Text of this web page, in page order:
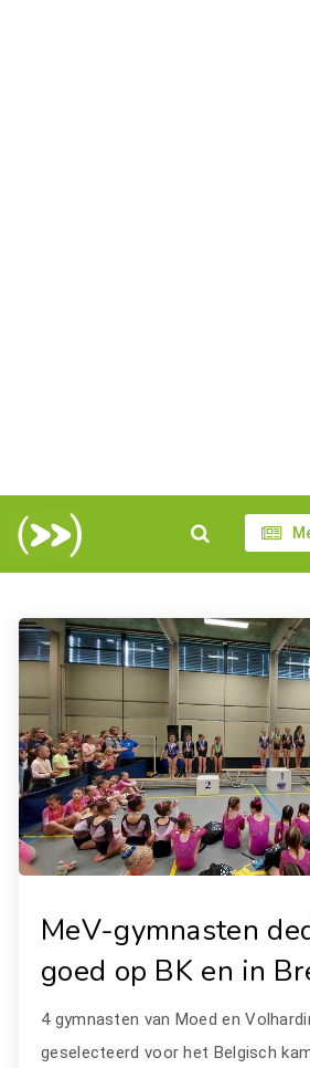
MeV-gymnasten
goed op BK en in
4 gymnasten van Moed en
geselecteerd voor het Belgisch